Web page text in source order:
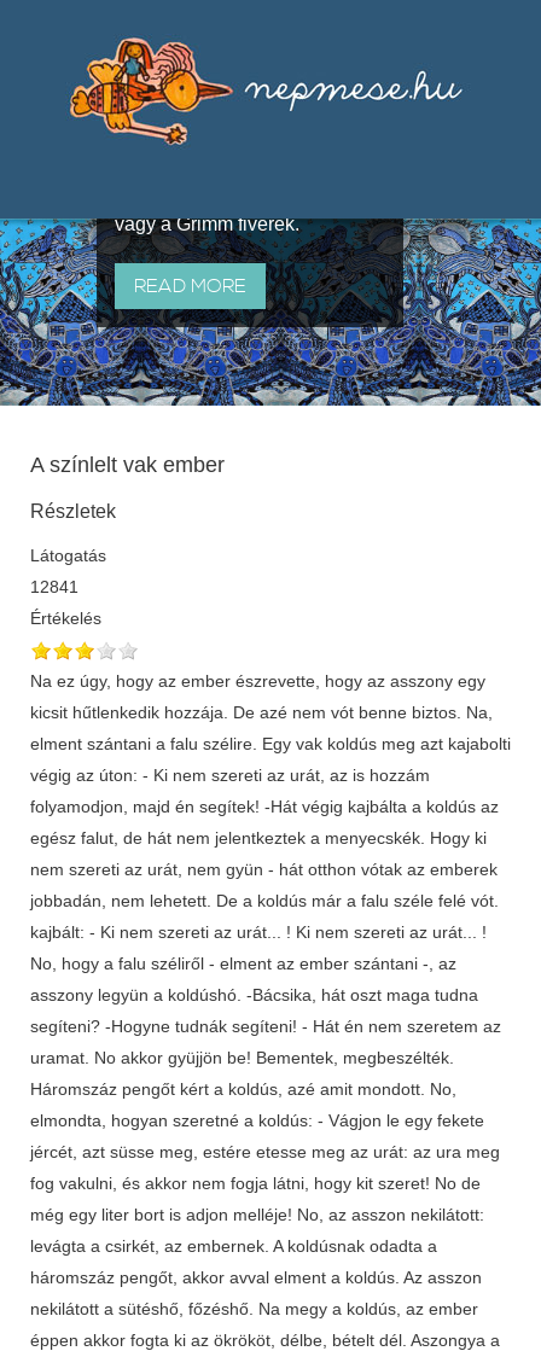
útján terjedő elbeszélésekből,
melyeket olyan ismert gyűjtők
állítottak össze, mint Benedek
vagy a Grimm fivérek.
READ MORE
A színlelt vak ember
Részletek
Látogatás
12841
Értékelés
Na ez úgy, hogy az ember észrevette, hogy az asszony egy
kicsit hűtlenkedik hozzája. De azé nem vót benne biztos. Na,
elment szántani a falu szélire. Egy vak koldús meg azt kajabolti
végig az úton: - Ki nem szereti az urát, az is hozzám
folyamodjon, majd én segítek! -Hát végig kajbálta a koldús az
egész falut, de hát nem jelentkeztek a menyecskék. Hogy ki
nem szereti az urát, nem gyün - hát otthon vótak az emberek
jobbadán, nem lehetett. De a koldús már a falu széle felé vót.
kajbált: - Ki nem szereti az urát... ! Ki nem szereti az urát... !
No, hogy a falu széliről - elment az ember szántani -, az
asszony legyün a koldúshó. -Bácsika, hát oszt maga tudna
segíteni? -Hogyne tudnák segíteni! - Hát én nem szeretem az
uramat. No akkor gyüjjön be! Bementek, megbeszélték.
Háromszáz pengőt kért a koldús, azé amit mondott. No,
elmondta, hogyan szeretné a koldús: - Vágjon le egy fekete
jércét, azt süsse meg, estére etesse meg az urát: az ura meg
fog vakulni, és akkor nem fogja látni, hogy kit szeret! No de
még egy liter bort is adjon melléje! No, az asszon nekilátott:
levágta a csirkét, az embernek. A koldúsnak odadta a
háromszáz pengőt, akkor avval elment a koldús. Az asszon
nekilátott a sütéshő, főzéshő. Na megy a koldús, az ember
éppen akkor fogta ki az ökrököt, délbe, bételt dél. Aszongya a